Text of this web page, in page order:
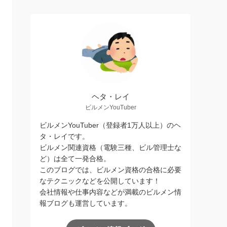
ヘタ・レイ
ビルメンYouTuber
ビルメンYouTuber（登録者1万人以上）のヘ
タ・レイです。
ビルメン関連資格（電験三種、ビル管理士な
ど）は全て一発合格。
このブログでは、ビルメン資格の合格に必要
なテクニックなどを公開しています！
会社情報や仕事内容などが満載のビルメン情
報ブログも運営しています。